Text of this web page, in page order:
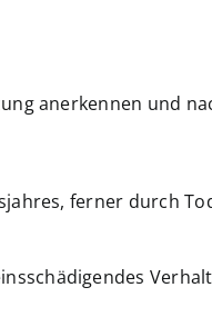
anerkennen und
ferner durch